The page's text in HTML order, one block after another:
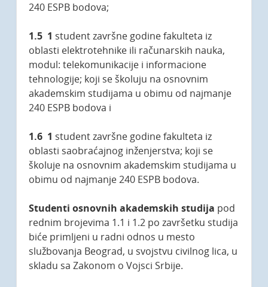
240 ESPB bodova;
1.5 1 student završne godine fakulteta iz
oblasti elektrotehnike ili računarskih nauka,
modul: telekomunikacije i informacione
tehnologije; koji se školuju na osnovnim
akademskim studijama u obimu od najmanje
240 ESPB bodova i
1.6 1 student završne godine fakulteta iz
oblasti saobraćajnog inženjerstva; koji se
školuje na osnovnim akademskim studijama u
obimu od najmanje 240 ESPB bodova.
Studenti osnovnih akademskih studija pod
rednim brojevima 1.1 i 1.2 po završetku studija
biće primljeni u radni odnos u mesto
službovanja Beograd, u svojstvu civilnog lica, u
skladu sa Zakonom o Vojsci Srbije.